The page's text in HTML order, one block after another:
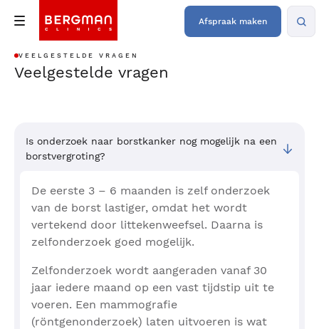
Afspraak maken
VEELGESTELDE VRAGEN
Veelgestelde vragen
Is onderzoek naar borstkanker nog mogelijk na een
borstvergroting?
De eerste 3 – 6 maanden is zelf onderzoek
van de borst lastiger, omdat het wordt
vertekend door littekenweefsel. Daarna is
zelfonderzoek goed mogelijk.
Zelfonderzoek wordt aangeraden vanaf 30
jaar iedere maand op een vast tijdstip uit te
voeren. Een mammografie
(röntgenonderzoek) laten uitvoeren is wat